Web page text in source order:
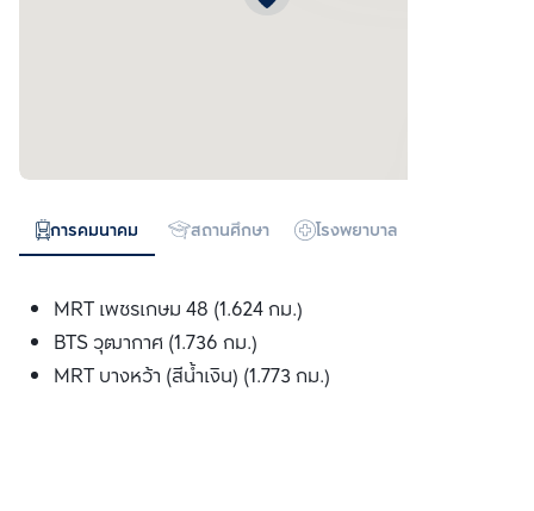
การคมนาคม สถานศึกษา โรงพยาบาล
MRT เพชรเกษม 48 (1.624 กม.)
BTS วุฒากาศ (1.736 กม.)
MRT บางหว้า (สีน้ำเงิน) (1.773 กม.)